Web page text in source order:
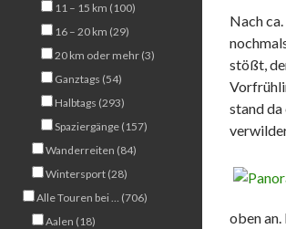
Nach
stößt,
stand da
oben
11 – 15 km (100)
16 – 20 km (29)
20 km oder mehr (3)
Ganztags (54)
Halbtags (293)
Spaziergänge (157)
Wanderreiten (84)
Wintersport (28)
Alle Touren bei … (706)
Aalen (18)